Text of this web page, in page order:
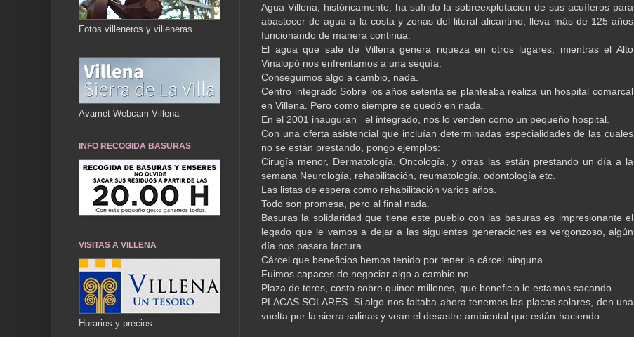
Agua Villena, históricamente, ha sufrido la sobreexplotación de sus acuíferos para
abastecer de agua a la costa y zonas del litoral alicantino, lleva más de 125 años
funcionando de manera continua.
El agua que sale de Villena genera riqueza en otros lugares, mientras el Alto
Vinalopó nos enfrentamos a una sequía.
Conseguimos algo a cambio, nada.
Centro integrado Sobre los años setenta se planteaba realiza un hospital comarcal
en Villena. Pero como siempre se quedó en nada.
En el 2001 inauguran el integrado, nos lo venden como un pequeño hospital.
Con una oferta asistencial que incluían determinadas especialidades de las cuales
no se están prestando, pongo ejemplos:
Cirugía menor, Dermatología, Oncología, y otras las están prestando un día a la
semana Neurología, rehabilitación, reumatología, odontología etc.
Las listas de espera como rehabilitación varios años.
Todo son promesa, pero al final nada.
Basuras la solidaridad que tiene este pueblo con las basuras es impresionante el
legado que le vamos a dejar a las siguientes generaciones es vergonzoso, algún
día nos pasara factura.
Cárcel que beneficios hemos tenido por tener la cárcel ninguna.
Fuimos capaces de negociar algo a cambio no.
Plaza de toros, costo sobre quince millones, que beneficio le estamos sacando.
PLACAS SOLARES. Si algo nos faltaba ahora tenemos las placas solares, den una
vuelta por la sierra salinas y vean el desastre ambiental que están haciendo.
Fotos villeneros y villeneras
Avamet Webcam Villena
INFO RECOGIDA BASURAS
VISITAS A VILLENA
Horarios y precios